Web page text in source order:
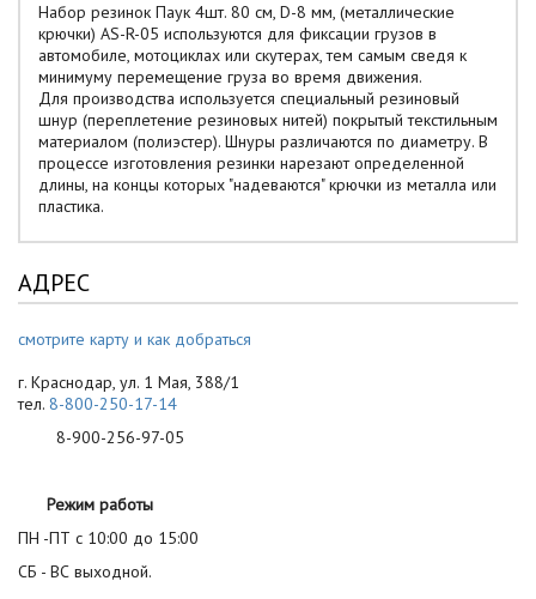
Набор резинок Паук 4шт. 80 см, D-8 мм, (металлические
крючки) AS-R-05 используются для фиксации грузов в
автомобиле, мотоциклах или скутерах, тем самым сведя к
минимуму перемещение груза во время движения.
Для производства используется специальный резиновый
шнур (переплетение резиновых нитей) покрытый текстильным
материалом (полиэстер). Шнуры различаются по диаметру. В
процессе изготовления резинки нарезают определенной
длины, на концы которых "надеваются" крючки из металла или
пластика.
АДРЕС
смотрите карту и как добраться
г. Краснодар, ул. 1 Мая, 388/1
тел. 8-800-250-17-14
8-900-256-97-05
Режим работы
ПН -ПТ с 10:00 до 15:00
СБ - ВС выходной.